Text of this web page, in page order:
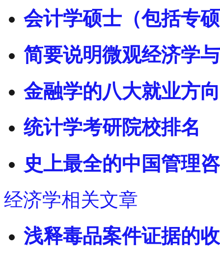
会计学硕士（包括专
简要说明微观经济学
金融学的八大就业方
统计学考研院校排名
史上最全的中国管理
经济学相关文章
浅释毒品案件证据的